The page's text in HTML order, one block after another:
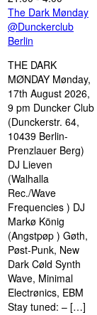
The Dark Mønday
@Dunckerclub
Berlin
THE DARK
MØNDAY Mønday,
17th August 2026,
9 pm Duncker Club
(Dunckerstr. 64,
10439 Berlin-
Prenzlauer Berg)
DJ Lieven
(Walhalla
Rec./Wave
Frequencies ) DJ
Markø König
(Angstpøp ) Gøth,
Pøst-Punk, New
Dark Cøld Synth
Wave, Minimal
Electrønics, EBM
Stay tuned: – […]